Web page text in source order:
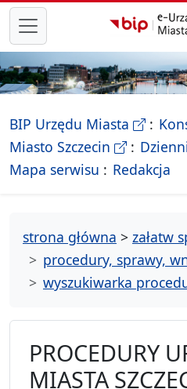
przejdź do głównego
BIP Urzędu Miasta -
Miasto Szczecin - Oficjalna
Mapa serwisu - drzewko
Redakcja
strona główna > załatw
procedury, sprawy,
wyszukiwarka
PROCEDURY
MIASTA